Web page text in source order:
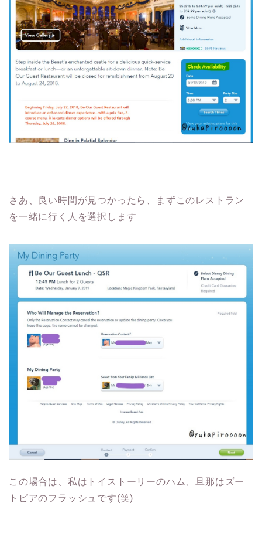
さあ、良い時間が見つかったら、まずこのレストラン
を一緒に行く人を選択します
この場合は、私はトイストーリーのハム、旦那はズー
トピアのフラッシュです(笑)